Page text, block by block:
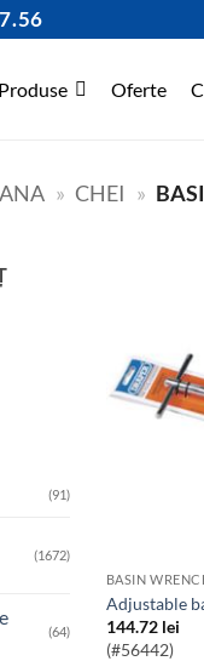
Produse Oferte
» CHEI »
(91)
(1672)
(64)
BASIN
adjustable
144.72 lei
(#56442)